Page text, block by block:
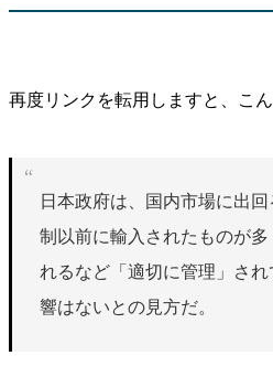
再度リンクを転用しますと、こ
日本政府は、国内市場に出
制以前に輸入されたものが
れるなど「適切に管理」さ
響はないとの見方だ。